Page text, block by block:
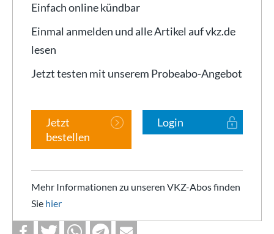
Einfach online kündbar
Einmal anmelden und alle Artikel auf vkz.de
lesen
Jetzt testen mit unserem Probeabo-Angebot
Jetzt
bestellen
Login
Mehr Informationen zu unseren VKZ-Abos finden
Sie hier